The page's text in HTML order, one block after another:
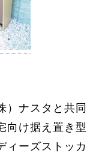
）ナスタと共同
向け据え置き型
ィーズストッカ